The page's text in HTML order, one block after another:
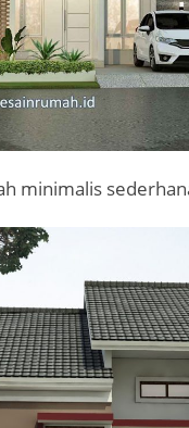
minimalis